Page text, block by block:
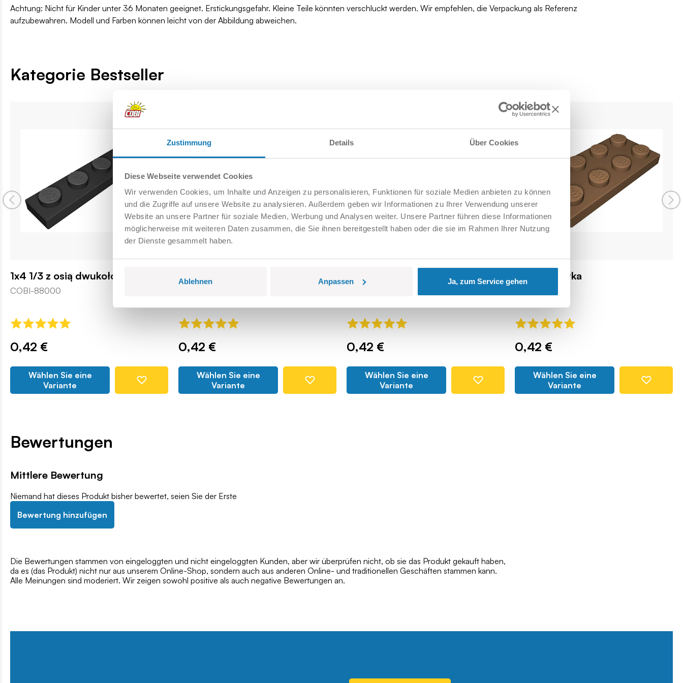
Zustimmung Details Über Cookies
Diese Webseite verwendet Cookies
Wir verwenden Cookies, um Inhalte und Anzeigen zu personalisieren, Funktionen für soziale Medien anbieten zu können
und die Zugriffe auf unsere Website zu analysieren. Außerdem geben wir Informationen zu Ihrer Verwendung unserer
Website an unsere Partner für soziale Medien, Werbung und Analysen weiter. Unsere Partner führen diese Informationen
möglicherweise mit weiteren Daten zusammen, die Sie ihnen bereitgestellt haben oder die sie im Rahmen Ihrer Nutzung
der Dienste gesammelt haben.
Ablehnen Anpassen Ja, zum Service gehen
Achtung: Nicht für Kinder unter 36 Monaten geeignet. Erstickungsgefahr. Kleine Teile könnten verschluckt werden. Wir empfehlen, die Verpackung als Referenz
aufzubewahren. Modell und Farben können leicht von der Abbildung abweichen.
Kategorie Bestseller
1x4 1/3 z osią dwukołową
COBI-88000
0,42 €
Wählen Sie eine
Variante
1x3 chipped brick
0,42 €
Wählen Sie eine
Variante
1,5x1 1/3 seitlich gerundeter
Block mit Loch
0,42 €
Wählen Sie eine
Variante
2x4 1/3 płytka
0,42 €
Wählen Sie eine
Variante
Bewertungen
Mittlere Bewertung
Niemand hat dieses Produkt bisher bewertet, seien Sie der Erste
Bewertung hinzufügen
Die Bewertungen stammen von eingeloggten und nicht eingeloggten Kunden, aber wir überprüfen nicht, ob sie das Produkt gekauft haben,
da es (das Produkt) nicht nur aus unserem Online-Shop, sondern auch aus anderen Online- und traditionellen Geschäften stammen kann.
Alle Meinungen sind moderiert. Wir zeigen sowohl positive als auch negative Bewertungen an.